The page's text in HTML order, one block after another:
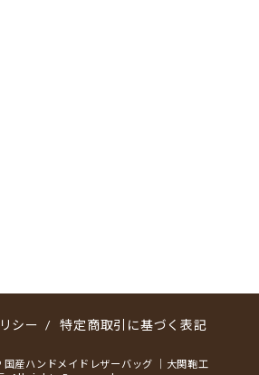
シー / 特定商取引に基づく表記
産ハンドメイドレザーバッグ ｜大関鞄工